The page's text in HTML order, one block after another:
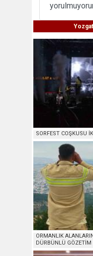
SORFEST COŞKUSU
ORMANLIK
DÜRBÜNLÜ GÖZETİM